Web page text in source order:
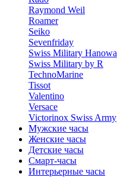
Raymond Weil
Roamer
Seiko
Sevenfriday
Swiss Military Hanowa
Swiss Military by R
TechnoMarine
Tissot
Valentino
Versace
Victorinox Swiss Army
Мужские часы
Женские часы
Детские часы
Смарт-часы
Интерьерные часы